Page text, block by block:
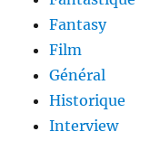
Fantasy
Film
Général
Historique
Interview